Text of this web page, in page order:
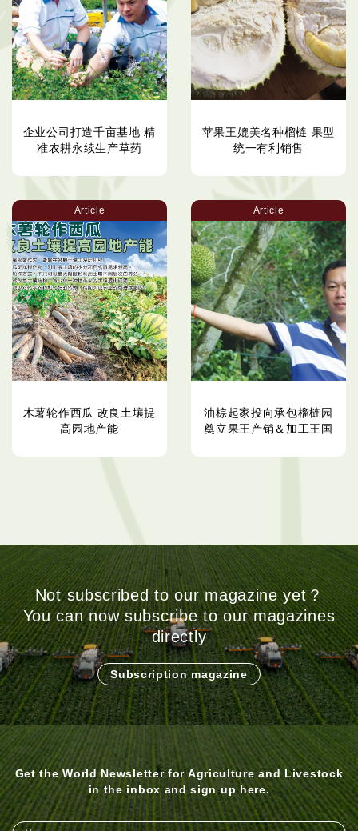
企业公司打造千亩基地 精
准农耕永续生产草药
苹果王媲美名种榴梿 果型
统一有利销售
Article
木薯轮作西瓜 改良土壤提
高园​​地产能
Article
油棕起家投向承包榴梿园
奠立果王产销＆加工王国
Not subscribed to our magazine yet？
You can now subscribe to our magazines
directly
Subscription magazine
Get the World Newsletter for Agriculture and Livestock
in the inbox and sign up here.